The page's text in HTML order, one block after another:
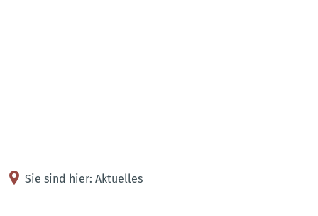
Sie sind hier: Aktuelles